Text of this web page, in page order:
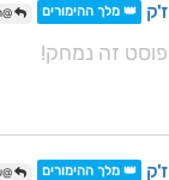
ז'ק 👑 מלך ההימורים
פוסט זה נמחק!
ז'ק 👑 מלך ההימורים